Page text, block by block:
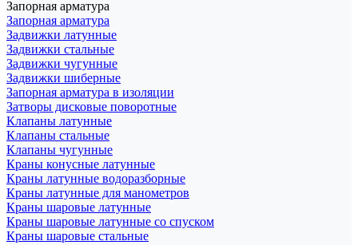
Запорная арматура
Запорная арматура
Задвижки латунные
Задвижки стальные
Задвижки чугунные
Задвижки шиберные
Запорная арматура в изоляции
Затворы дисковые поворотные
Клапаны латунные
Клапаны стальные
Клапаны чугунные
Краны конусные латунные
Краны латунные водоразборные
Краны латунные для манометров
Краны шаровые латунные
Краны шаровые латунные со спуском
Краны шаровые стальные